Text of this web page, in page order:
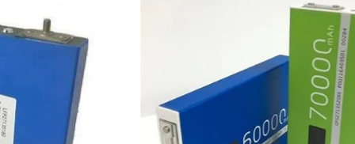
SITEMAP
PRIVACY
POLICY